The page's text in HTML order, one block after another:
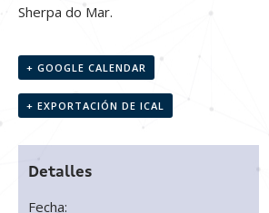
Sherpa do Mar.
+ GOOGLE CALENDAR
+ EXPORTACIÓN DE ICAL
Detalles
Fecha: